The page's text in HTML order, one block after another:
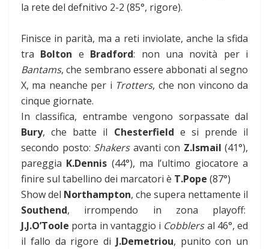
la rete del defnitivo 2-2 (85°, rigore).
Finisce in parità, ma a reti inviolate, anche la sfida
tra Bolton e Bradford: non una novità per i
Bantams, che sembrano essere abbonati al segno
X, ma neanche per i Trotters, che non vincono da
cinque giornate.
In classifica, entrambe vengono sorpassate dal
Bury, che batte il Chesterfield e si prende il
secondo posto: Shakersavanti con Z.Ismail (41°),
pareggia K.Dennis (44°), ma l’ultimo giocatore a
finire sul tabellino dei marcatori è T.Pope (87°)
Show del Northampton, che supera nettamente il
Southend, irrompendo in zona playoff:
J.J.O’Toole porta in vantaggio i Cobblersal 46°, ed
il fallo da rigore di J.Demetriou, punito con un